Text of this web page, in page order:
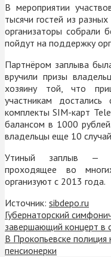
В мероприятии
тысячи гостей из
организаторы собрали
пойдут на поддержку
Партнёром заплыва
вручили призы
хозяину той, что
участникам
комплекты SIM-карт
балансом в 1000
владельцы еще 10
Утиный заплыв —
проходящее во
организуют с 2013 года.
Источник: sibdepo.ru
Губернаторский
завершающий концерт в
В Прокопьевске
пенсионерки